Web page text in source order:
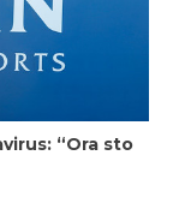
“Ora sto